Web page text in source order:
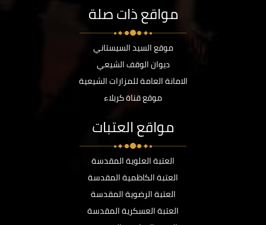
مواقع ذات صلة
موقع السيد السيستاني
ديوان الوقف الشيعي
الامانة العامة للمزارات الشيعية
موقع قناة كربلاء
مواقع العتبات
العتبة العلوية المقدسة
العتبة الكاظمية المقدسة
العتبة الرضوية المقدسة
العتبة العسكرية المقدسة